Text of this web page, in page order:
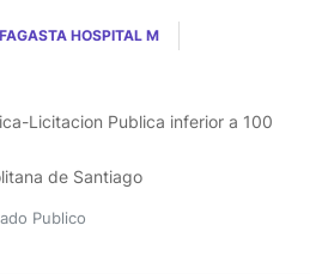
HOSPITAL M
Licitacion Publica inferior a 100
de Santiago
Publico